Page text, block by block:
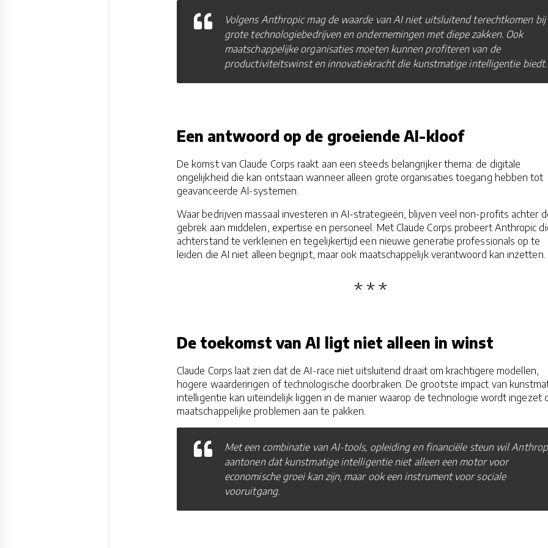
Volgens Anthropic mag de waarde van AI niet uitsluitend terechtkomen bij
grote technologiebedrijven en ondernemingen met diepe zakken. Ook
maatschappelijke organisaties moeten kunnen profiteren van de
productiviteitswinst en innovatiekracht die kunstmatige intelligentie biedt.
Een antwoord op de groeiende AI-kloof
De komst van Claude Corps raakt aan een steeds belangrijker thema: de digitale
ongelijkheid die kan ontstaan wanneer alleen grote organisaties toegang hebben tot
geavanceerde AI-systemen.
Waar bedrijven massaal investeren in AI-strategieën, blijven veel non-profits achter
gebrek aan middelen, expertise en personeel. Met Claude Corps probeert Anthropic
achterstand te verkleinen en tegelijkertijd een nieuwe generatie professionals op te
leiden die AI niet alleen begrijpt, maar ook maatschappelijk verantwoord kan inzetten.
De toekomst van AI ligt niet alleen in winst
Claude Corps laat zien dat de AI-race niet uitsluitend draait om krachtigere modellen,
hogere waarderingen of technologische doorbraken. De grootste impact van
intelligentie kan uiteindelijk liggen in de manier waarop de technologie wordt ingezet
maatschappelijke problemen aan te pakken.
Met een combinatie van AI-tools, opleiding en financiële steun wil
aantonen dat kunstmatige intelligentie niet alleen een motor voor
economische groei kan zijn, maar ook een instrument voor sociale
vooruitgang.